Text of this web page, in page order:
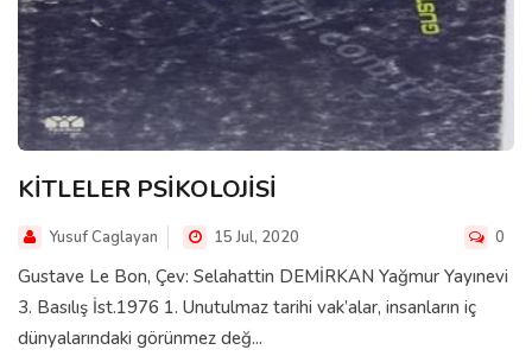
KİTLELER PSİKOLOJİSİ
Yusuf Caglayan 15 Jul, 2020 0
Gustave Le Bon, Çev: Selahattin DEMİRKAN Yağmur Yayınevi
3. Basılış İst.1976 1. Unutulmaz tarihi vak’alar, insanların iç
dünyalarındaki görünmez değ...